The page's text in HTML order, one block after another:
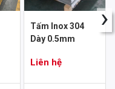
Tấm Inox 304
Dày 0.5mm
Liên hệ
›